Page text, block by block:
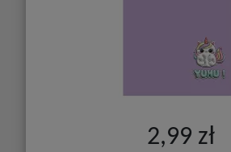
2,99 zł